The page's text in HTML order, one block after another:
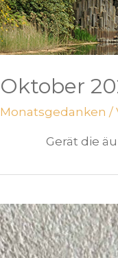
Oktober
Monatsgedanken /
Gerät die